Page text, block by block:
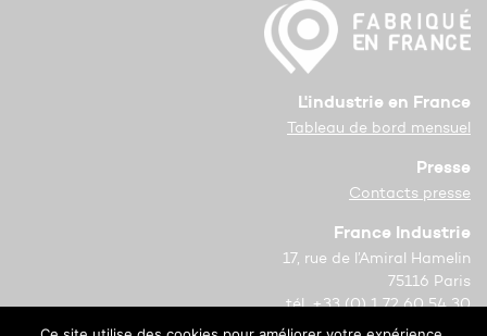
L'industrie en France
Tableau de bord mensuel
Presse
Contacts presse
France Industrie
17, rue de l’Amiral Hamelin
75116 Paris
tél. +33 (0) 1 72 60 54 30